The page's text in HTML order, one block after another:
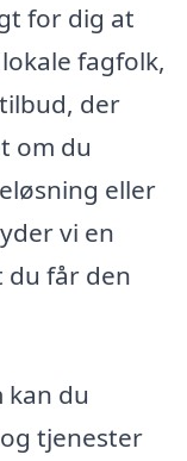
for dig at
fagfolk,
der
om du
eller
vi en
du får den
du
tjenester